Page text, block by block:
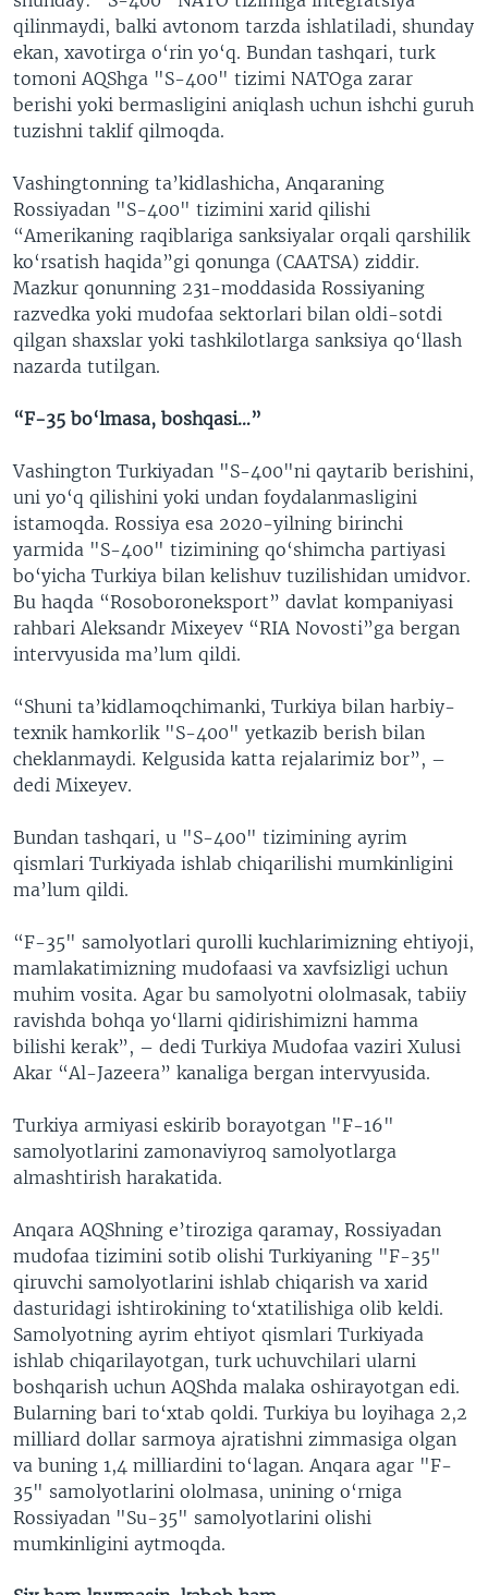
qilinmaydi, balki avtonom tarzda ishlatiladi, shunday
ekan, xavotirga o‘rin yo‘q. Bundan tashqari, turk
tomoni AQShga "S-400" tizimi NATOga zarar
berishi yoki bermasligini aniqlash uchun ishchi guruh
tuzishni taklif qilmoqda.
Vashingtonning ta’kidlashicha, Anqaraning
Rossiyadan "S-400" tizimini xarid qilishi
“Amerikaning raqiblariga sanksiyalar orqali qarshilik
ko‘rsatish haqida”gi qonunga (CAATSA) ziddir.
Mazkur qonunning 231-moddasida Rossiyaning
razvedka yoki mudofaa sektorlari bilan oldi-sotdi
qilgan shaxslar yoki tashkilotlarga sanksiya qo‘llash
nazarda tutilgan.
“F-35 bo‘lmasa, boshqasi…”
Vashington Turkiyadan "S-400"ni qaytarib berishini,
uni yo‘q qilishini yoki undan foydalanmasligini
istamoqda. Rossiya esa 2020-yilning birinchi
yarmida "S-400" tizimining qo‘shimcha partiyasi
bo‘yicha Turkiya bilan kelishuv tuzilishidan umidvor.
Bu haqda “Rosoboroneksport” davlat kompaniyasi
rahbari Aleksandr Mixeyev “RIA Novosti”ga bergan
intervyusida ma’lum qildi.
“Shuni ta’kidlamoqchimanki, Turkiya bilan harbiy-
texnik hamkorlik "S-400" yetkazib berish bilan
cheklanmaydi. Kelgusida katta rejalarimiz bor”, –
dedi Mixeyev.
Bundan tashqari, u "S-400" tizimining ayrim
qismlari Turkiyada ishlab chiqarilishi mumkinligini
ma’lum qildi.
“F-35" samolyotlari qurolli kuchlarimizning ehtiyoji,
mamlakatimizning mudofaasi va xavfsizligi uchun
muhim vosita. Agar bu samolyotni ololmasak, tabiiy
ravishda bohqa yo‘llarni qidirishimizni hamma
bilishi kerak”, – dedi Turkiya Mudofaa vaziri Xulusi
Akar “Al-Jazeera” kanaliga bergan intervyusida.
Turkiya armiyasi eskirib borayotgan "F-16"
samolyotlarini zamonaviyroq samolyotlarga
almashtirish harakatida.
Anqara AQShning e’tiroziga qaramay, Rossiyadan
mudofaa tizimini sotib olishi Turkiyaning "F-35"
qiruvchi samolyotlarini ishlab chiqarish va xarid
dasturidagi ishtirokining to‘xtatilishiga olib keldi.
Samolyotning ayrim ehtiyot qismlari Turkiyada
ishlab chiqarilayotgan, turk uchuvchilari ularni
boshqarish uchun AQShda malaka oshirayotgan edi.
Bularning bari to‘xtab qoldi. Turkiya bu loyihaga 2,2
milliard dollar sarmoya ajratishni zimmasiga olgan
va buning 1,4 milliardini to‘lagan. Anqara agar "F-
35" samolyotlarini ololmasa, unining o‘rniga
Rossiyadan "Su-35" samolyotlarini olishi
mumkinligini aytmoqda.